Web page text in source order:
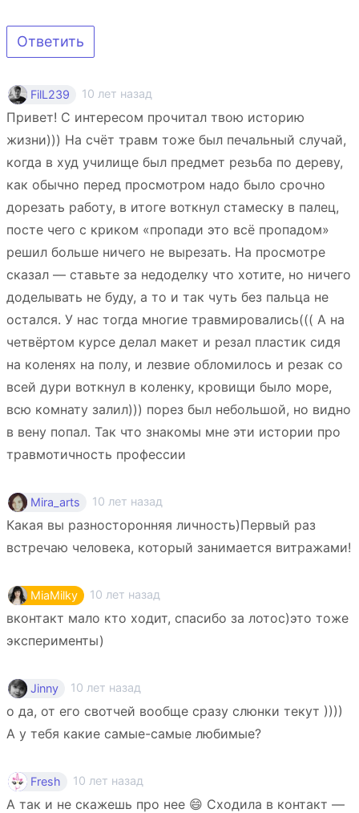
Ответить
FilL239 10 лет назад
Привет! С интересом прочитал твою историю
жизни))) На счёт травм тоже был печальный случай,
когда в худ училище был предмет резьба по дереву,
как обычно перед просмотром надо было срочно
дорезать работу, в итоге воткнул стамеску в палец,
посте чего с криком «пропади это всё пропадом»
решил больше ничего не вырезать. На просмотре
сказал — ставьте за недоделку что хотите, но ничего
доделывать не буду, а то и так чуть без пальца не
остался. У нас тогда многие травмировались((( А на
четвёртом курсе делал макет и резал пластик сидя
на коленях на полу, и лезвие обломилось и резак со
всей дури воткнул в коленку, кровищи было море,
всю комнату залил))) порез был небольшой, но видно
в вену попал. Так что знакомы мне эти истории про
травмотичность профессии
Mira_arts 10 лет назад
Какая вы разносторонняя личность)Первый раз
встречаю человека, который занимается витражами!
MiaMilky 10 лет назад
вконтакт мало кто ходит, спасибо за лотос)это тоже
эксперименты)
Jinny 10 лет назад
о да, от его свотчей вообще сразу слюнки текут ))))
А у тебя какие самые-самые любимые?
Fresh 10 лет назад
А так и не скажешь про нее 😄 Сходила в контакт —